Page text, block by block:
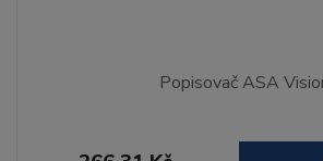
Popisovač ASA